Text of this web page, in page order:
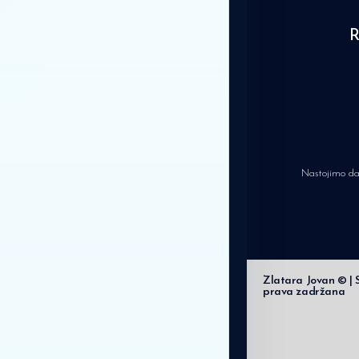
Nastojimo
Zlatara Jovan © |
prava zadržana